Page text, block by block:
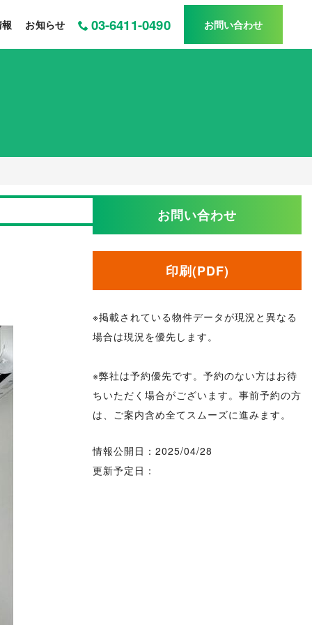
お知らせ 03-6411-0490 お問い合わせ
お問い合わせ
印刷(PDF)
※掲載されている物件データが現況と異なる
場合は現況を優先します。
※弊社は予約優先です。予約のない方はお待
ちいただく場合がございます。事前予約の方
は、ご案内含め全てスムーズに進みます。
情報公開日：2025/04/28
更新予定日：